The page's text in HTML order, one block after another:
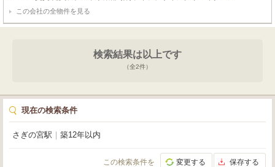
この会社の全物件を見る
検索結果は以上です
（全2件）
現在の検索条件
さぎの宮駅 築12年以内
この検索条件を 変更する 保存する